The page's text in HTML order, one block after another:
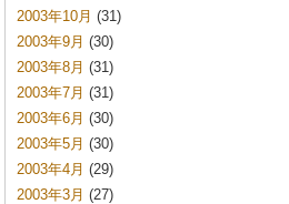
2003年10月 (31)
2003年9月 (30)
2003年8月 (31)
2003年7月 (31)
2003年6月 (30)
2003年5月 (30)
2003年4月 (29)
2003年3月 (27)